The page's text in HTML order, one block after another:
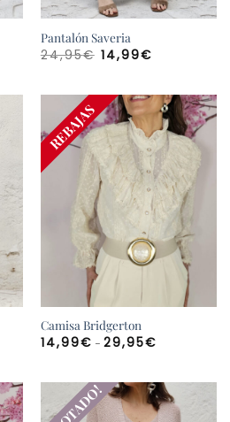
Pantalón Saveria
24,95€ El
precio
24,95€.
14,99€El
14,99€.
REBAJAS
Camisa Bridgerton
14,99€ - 29,95€Rango
14,99€
hasta
29,95€